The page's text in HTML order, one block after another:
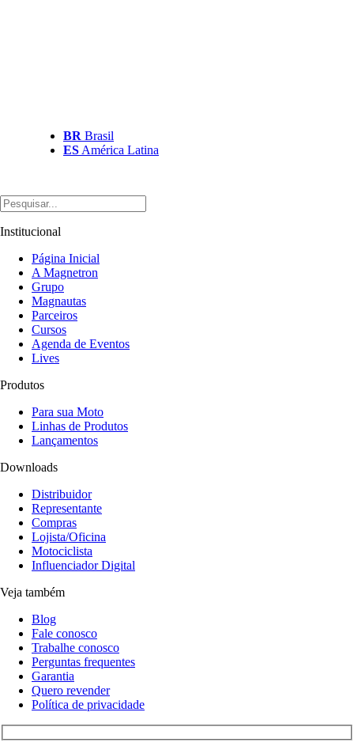
BR Brasil
ES América Latina
Institucional
Página Inicial
A Magnetron
Grupo
Magnautas
Parceiros
Cursos
Agenda de Eventos
Lives
Produtos
Para sua Moto
Linhas de Produtos
Lançamentos
Downloads
Distribuidor
Representante
Compras
Lojista/Oficina
Motociclista
Influenciador Digital
Veja também
Blog
Fale conosco
Trabalhe conosco
Perguntas frequentes
Garantia
Quero revender
Política de privacidade